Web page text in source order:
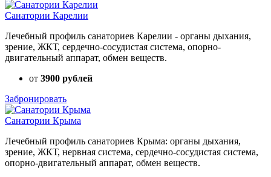
Санатории Карелии
Лечебный профиль санаториев Карелии - органы дыхания,
зрение, ЖКТ, сердечно-сосудистая система, опорно-
двигательный аппарат, обмен веществ.
от 3900 рублей
Забронировать
Санатории Крыма
Лечебный профиль санаториев Крыма: органы дыхания,
зрение, ЖКТ, нервная система, сердечно-сосудистая система,
опорно-двигательный аппарат, обмен веществ.